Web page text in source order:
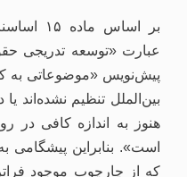
بر اساس
عبارت «توسعه تدریجی
پیش‌نویس «موضوعاتی به
بین‌الملل تنظیم نشده‌اند
هنوز به اندازه کافی در
است». بنابراین پیشگامی
که از چارچوب موجود